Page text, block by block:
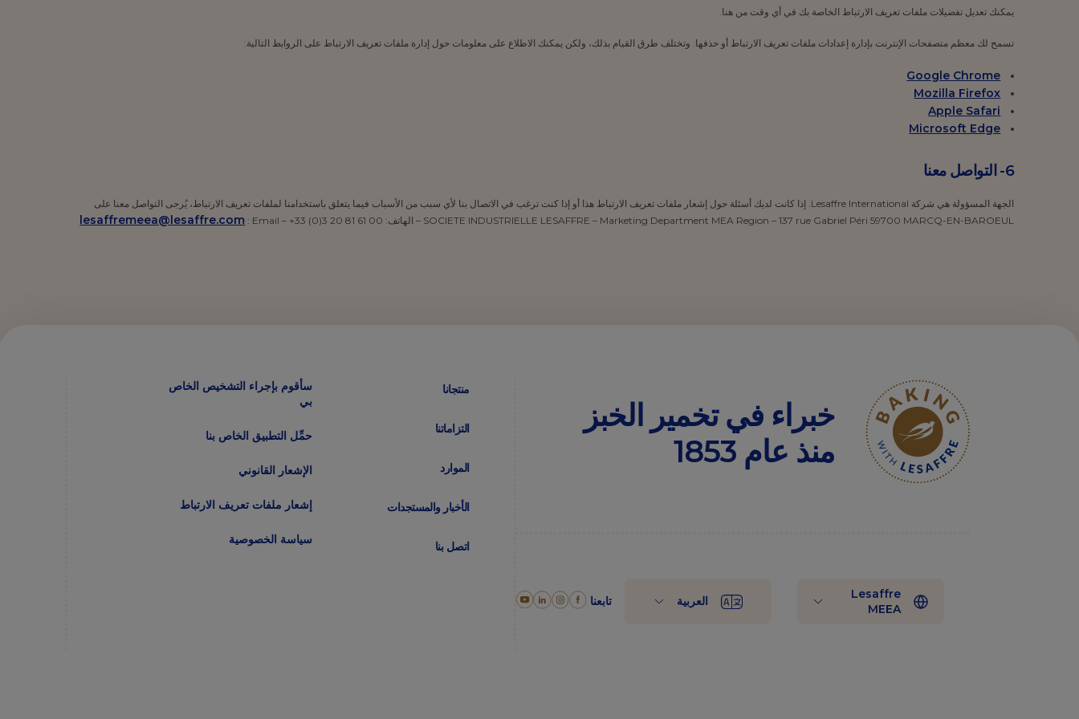
يمكنك تعديل تفضيلات ملفات تعريف الارتباط الخاصة بك في أي وقت من هنا.
تسمح لك معظم متصفحات الإنترنت بإدارة إعدادات ملفات تعريف الارتباط أو حذفها. وتختلف طرق القيام بذلك، ولكن يمكنك الاطلاع على معلومات حول إدارة ملفات تعريف الارتباط على الروابط التالية:
Google Chrome
Mozilla Firefox
Apple Safari
Microsoft Edge
6- التواصل معنا
الجهة المسؤولة هي شركة Lesaffre International. إذا كانت لديك أسئلة حول إشعار ملفات تعريف الارتباط هذا أو إذا كنت ترغب في الاتصال بنا لأي سبب من الأسباب فيما يتعلق باستخدامنا لملفات تعريف الارتباط، يُرجى التواصل معنا على
SOCIETE INDUSTRIELLE LESAFFRE – Marketing Department MEA Region – 137 rue Gabriel Péri 59700 MARCQ-EN-BAROEUL – الهاتف: 00 61 81 20 3(0) 33+ – Email :
lesaffremeea@lesaffre.com
خبراء في تخمير
الخبز
منذ عام
Lesaffre
MEEA
العربية تابعنا
منتجانا
التزاماتنا
الموارد
الأخبار والمستجدات
اتصل بنا
سأقوم بإجراء التشخيص الخاص
بي
حمِّل التطبيق الخاص بنا
الإشعار القانوني
إشعار ملفات تعريف الارتباط
سياسة الخصوصية